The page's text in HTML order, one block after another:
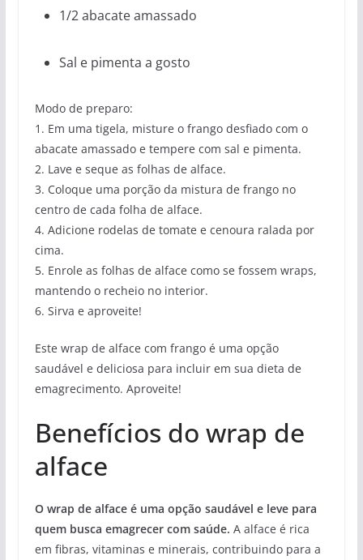
1/2 abacate amassado
Sal e pimenta a gosto
Modo de preparo:
1. Em uma tigela, misture o frango desfiado com o
abacate amassado e tempere com sal e pimenta.
2. Lave e seque as folhas de alface.
3. Coloque uma porção da mistura de frango no
centro de cada folha de alface.
4. Adicione rodelas de tomate e cenoura ralada por
cima.
5. Enrole as folhas de alface como se fossem wraps,
mantendo o recheio no interior.
6. Sirva e aproveite!
Este wrap de alface com frango é uma opção
saudável e deliciosa para incluir em sua dieta de
emagrecimento. Aproveite!
Benefícios do wrap de
alface
O wrap de alface é uma opção saudável e leve para
quem busca emagrecer com saúde. A alface é rica
em fibras, vitaminas e minerais, contribuindo para a